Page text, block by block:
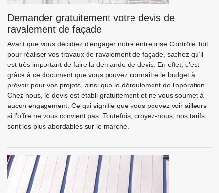
Demander gratuitement votre devis de
ravalement de façade
Avant que vous décidiez d’engager notre entreprise Contrôle Toit
pour réaliser vos travaux de ravalement de façade, sachez qu’il
est très important de faire la demande de devis. En effet, c’est
grâce à ce document que vous pouvez connaitre le budget à
prévoir pour vos projets, ainsi que le déroulement de l’opération.
Chez nous, le devis est établi gratuitement et ne vous soumet à
aucun engagement. Ce qui signifie que vous pouvez voir ailleurs
si l’offre ne vous convient pas. Toutefois, croyez-nous, nos tarifs
sont les plus abordables sur le marché.